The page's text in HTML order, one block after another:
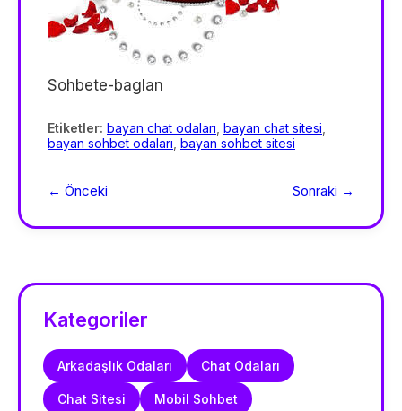
Sohbete-baglan
Etiketler: bayan chat odaları bayan chat sitesi
bayan sohbet odaları bayan sohbet sitesi
← Önceki Sonraki →
Kategoriler
Arkadaşlık Odaları Chat Odaları
Chat Sitesi Mobil Sohbet